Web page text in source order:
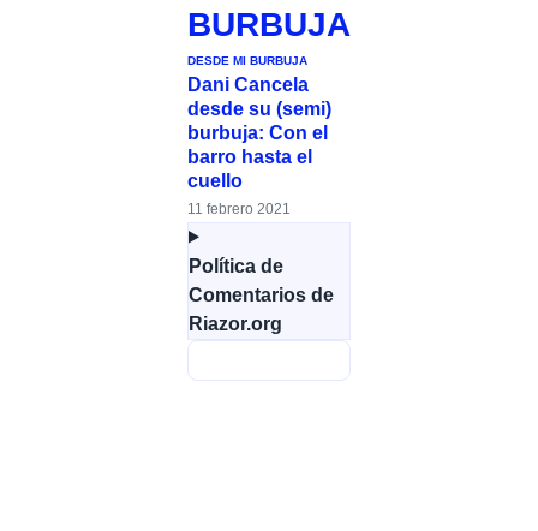
BURBUJA
DESDE MI BURBUJA
Dani Cancela
desde su (semi)
burbuja: Con el
barro hasta el
cuello
11 febrero 2021
Política de
Comentarios de
Riazor.org